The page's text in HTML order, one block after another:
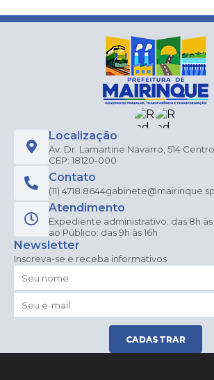
Localização
Av. Dr. Lamartine Navarro, 514 Centro
CEP: 18120-000
Contato
(11) 4718.8644
Atendimento
Expediente administrativo: das 8h
ao Público: das 9h às 16h
Newsletter
Inscreva-se e receba informativos
CADASTRAR